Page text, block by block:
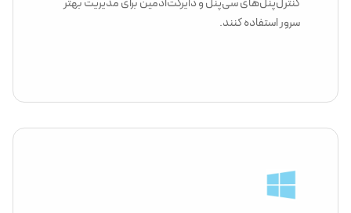
کنترل‌پنل‌های سی‌پنل و دایرکت‌ادمین برای مدیریت بهتر
سرور استفاده کنند.